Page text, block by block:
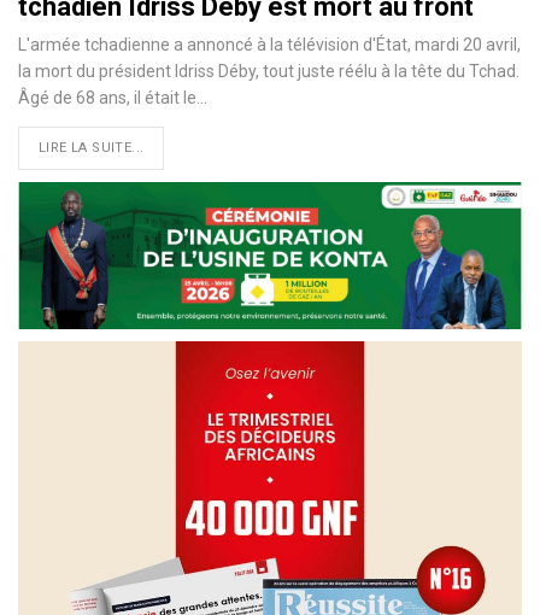
tchadien Idriss Déby est mort au front
L'armée tchadienne a annoncé à la télévision d'État, mardi 20 avril,
la mort du président Idriss Déby, tout juste réélu à la tête du Tchad.
Âgé de 68 ans, il était le
LIRE LA SUITE...